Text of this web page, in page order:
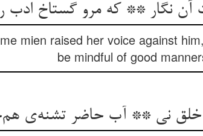
آن نگار ** که مرو گستاخ ادب
mien raised her voice against
be mindful of good
نی ** آب حاضر تشنه‌ی